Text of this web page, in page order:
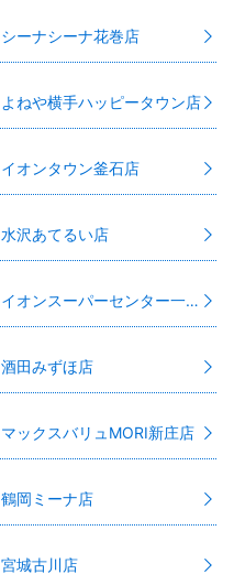
シーナシーナ花巻店
よねや横手ハッピータウン店
イオンタウン釜石店
水沢あてるい店
イオンスーパーセンター一関店
酒田みずほ店
マックスバリュMORI新庄店
鶴岡ミーナ店
宮城古川店